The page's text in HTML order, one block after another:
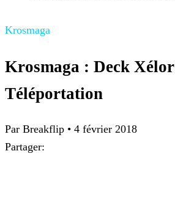
Krosmaga
Krosmaga : Deck Xélor
Téléportation
Par Breakflip • 4 février 2018
Partager: